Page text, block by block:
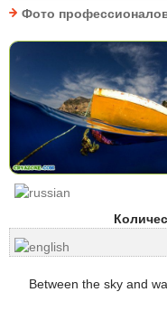
Фото
Between the sky and